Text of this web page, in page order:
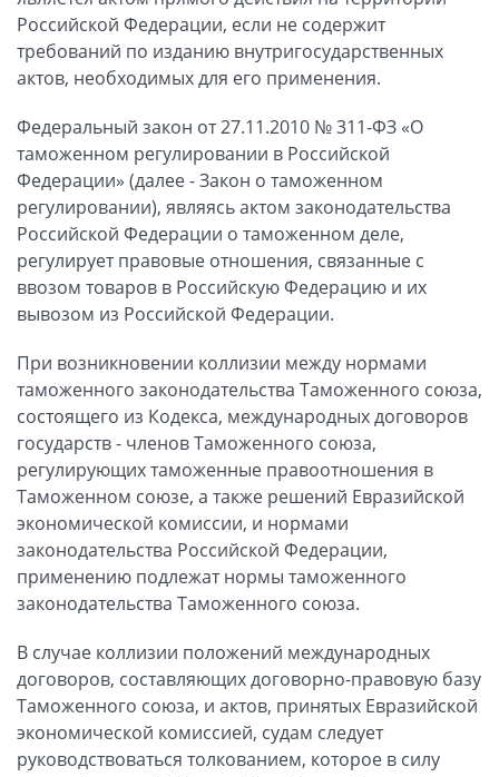
Российской Федерации, если не содержит
требований по изданию внутригосударственных
актов, необходимых для его применения.
Федеральный закон от 27.11.2010 № 311-ФЗ «О
таможенном регулировании в Российской
Федерации» (далее - Закон о таможенном
регулировании), являясь актом законодательства
Российской Федерации о таможенном деле,
регулирует правовые отношения, связанные с
ввозом товаров в Российскую Федерацию и их
вывозом из Российской Федерации.
При возникновении коллизии между нормами
таможенного законодательства Таможенного союза,
состоящего из Кодекса, международных договоров
государств - членов Таможенного союза,
регулирующих таможенные правоотношения в
Таможенном союзе, а также решений Евразийской
экономической комиссии, и нормами
законодательства Российской Федерации,
применению подлежат нормы таможенного
законодательства Таможенного союза.
В случае коллизии положений международных
договоров, составляющих договорно-правовую базу
Таможенного союза, и актов, принятых Евразийской
экономической комиссией, судам следует
руководствоваться толкованием, которое в силу